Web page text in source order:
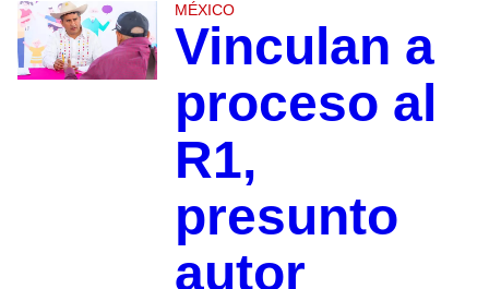
MÉXICO
Vinculan a
proceso al
R1,
presunto
autor